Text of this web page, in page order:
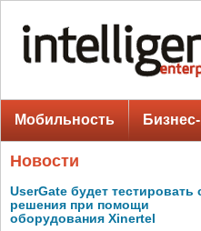
Мобильность
Новости
UserGate будет тестировать
решения при помощи
оборудования Xinertel